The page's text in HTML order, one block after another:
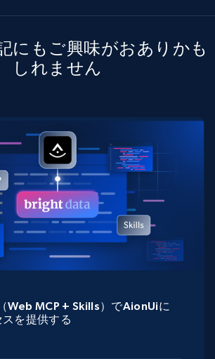
にもご興味がおありかも
しれません
Web MCP + Skills）でAionUiに
を提供する